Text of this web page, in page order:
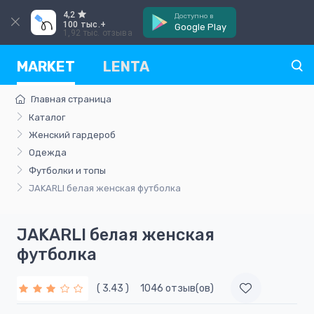
4,2
100 тыс.+
1,92 тыс. отзыва
Доступно в
Google Play
MARKET LENTA
Главная страница
Каталог
Женский гардероб
Одежда
Футболки и топы
JAKARLI белая женская футболка
JAKARLI белая женская
футболка
( 3.43 ) 1046 отзыв(ов)